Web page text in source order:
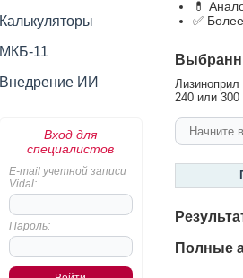
Калькуляторы
МКБ-11
Внедрение ИИ
Вход для
специалистов
E-mail учетной записи
Vidal:
Пароль:
💊
✅
Лизиноприл
240 или 300
Полные